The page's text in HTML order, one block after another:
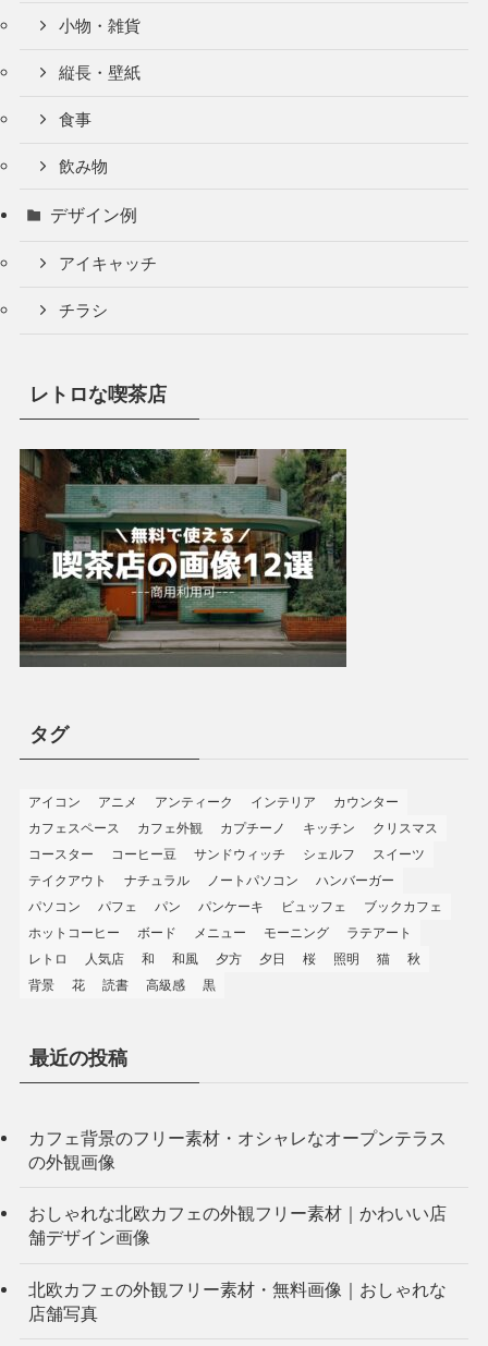
小物・雑貨
縦長・壁紙
食事
飲み物
デザイン例
アイキャッチ
チラシ
レトロな喫茶店
タグ
アイコン アニメ アンティーク インテリア
カウンター
カフェスペース
カフェ外観 カプチーノ キッチン
クリスマス
コースター
コーヒー豆 サンドウィッチ シェルフ
スイーツ
テイクアウト
ナチュラル ノートパソコン
ハンバーガー
パソコン
パフェ パン パンケーキ ビュッフェ
ブックカフェ
ホットコーヒー
ボード メニュー モーニング
ラテアート
レトロ
人気店 和 和風 夕方 夕日 桜 照明 猫
秋
背景
花 読書 高級感 黒
最近の投稿
カフェ背景のフリー素材・オシャレなオープンテラス
の外観画像
おしゃれな北欧カフェの外観フリー素材｜かわいい店
舗デザイン画像
北欧カフェの外観フリー素材・無料画像｜おしゃれな
店舗写真